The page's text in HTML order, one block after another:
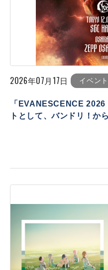
2026年07月17日 イベント
「EVANESCENCE
トとして、バンドリ！か